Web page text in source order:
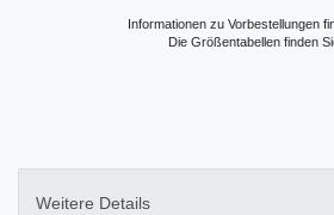
Informationen zu Vorbestellungen
Die Größentabellen finden
Weitere Details